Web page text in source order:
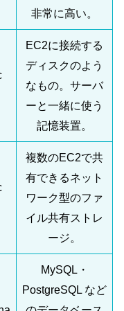
非常に高い。
EC2に接続する
ディスクのよう
なもの。サーバ
ーと一緒に使う
記憶装置。
複数のEC2で共
有できるネット
ワーク型のファ
イル共有ストレ
ージ。
MySQL・
PostgreSQL など